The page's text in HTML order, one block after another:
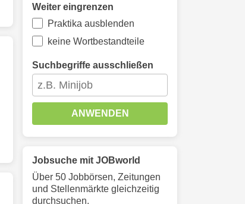
Weiter eingrenzen
Praktika ausblenden
keine Wortbestandteile
Suchbegriffe ausschließen
ANWENDEN
Jobsuche mit JOBworld
Über 50 Jobbörsen, Zeitungen
und Stellenmärkte gleichzeitig
durchsuchen.